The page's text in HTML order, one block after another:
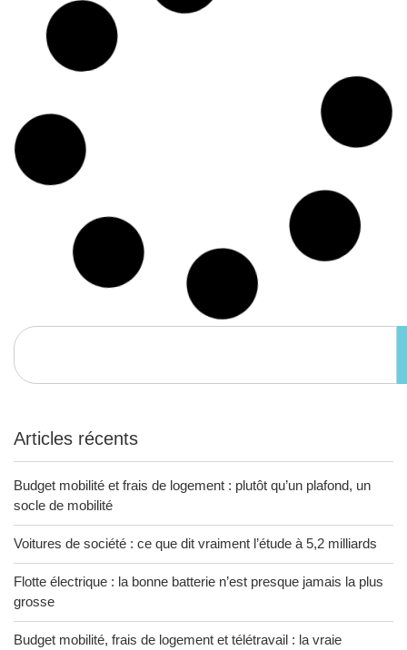
Articles récents
Budget mobilité et frais de logement : plutôt qu’un plafond, un
socle de mobilité
Voitures de société : ce que dit vraiment l’étude à 5,2 milliards
Flotte électrique : la bonne batterie n’est presque jamais la plus
grosse
Budget mobilité, frais de logement et télétravail : la vraie